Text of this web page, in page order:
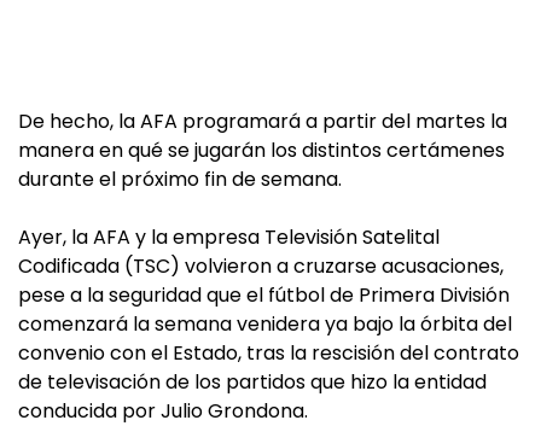
De hecho, la AFA programará a partir del martes la
manera en qué se jugarán los distintos certámenes
durante el próximo fin de semana.
Ayer, la AFA y la empresa Televisión Satelital
Codificada (TSC) volvieron a cruzarse acusaciones,
pese a la seguridad que el fútbol de Primera División
comenzará la semana venidera ya bajo la órbita del
convenio con el Estado, tras la rescisión del contrato
de televisación de los partidos que hizo la entidad
conducida por Julio Grondona.